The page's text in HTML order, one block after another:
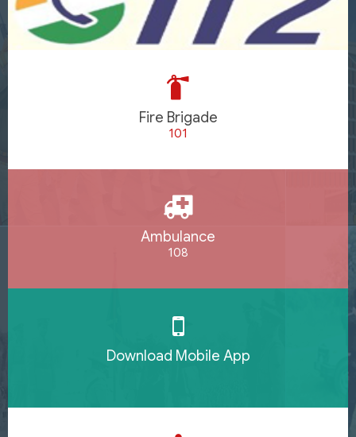
Fire Brigade
101
Ambulance
108
Download Mobile App